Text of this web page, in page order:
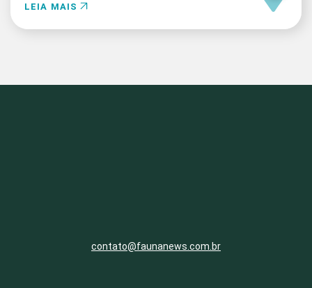
LEIA MAIS
contato@faunanews.com.br